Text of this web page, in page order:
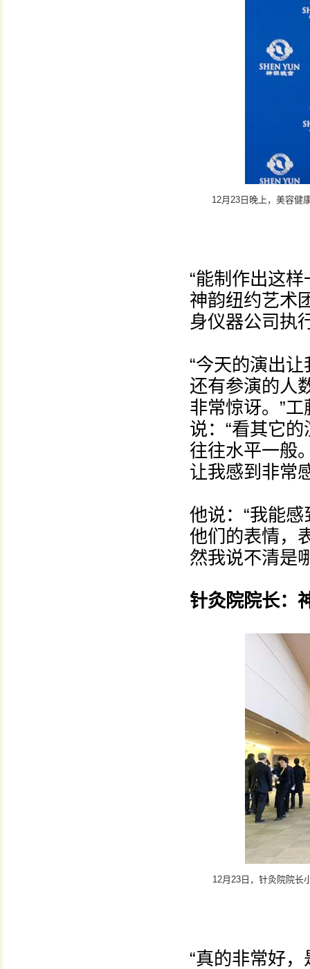
12月23日晚上，美容健
“能制作出这
神韵纽约艺术
身仪器公司执
“今天的演出
还有参演的人
非常惊讶。”
说：“看其它
往往水平一般
让我感到非常
他说：“我能
他们的表情，
然我说不清是
针灸院院长：
12月23日，针灸院院长
“真的非常好